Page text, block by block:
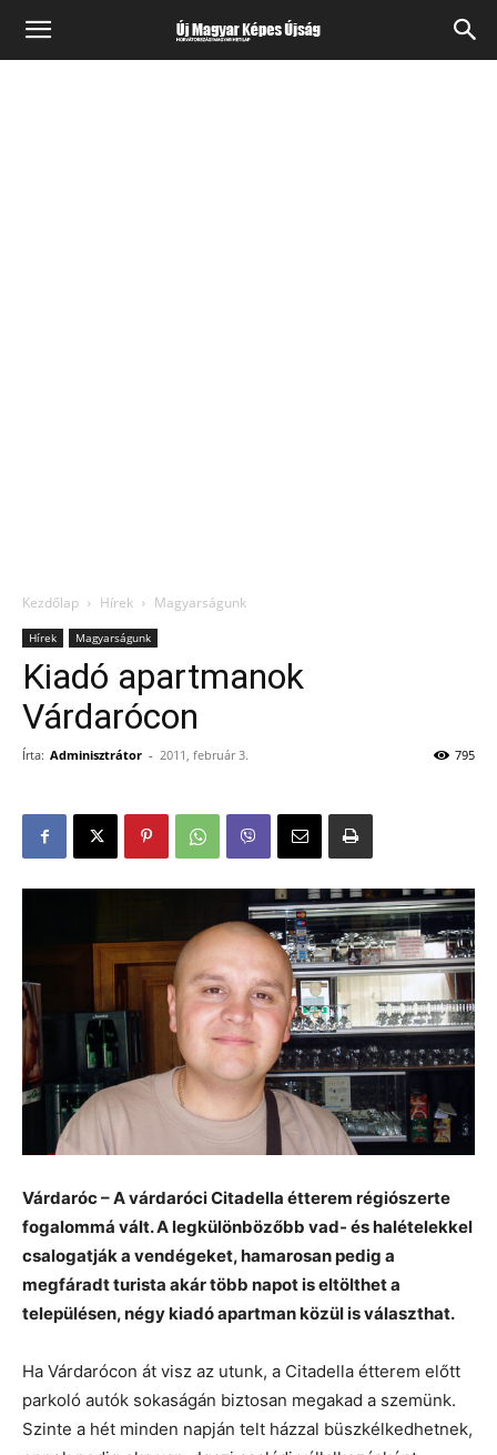
Kezdőlap Hírek Magyarságunk
Hírek Magyarságunk
Kiadó apartmanok
Várdarócon
Írta: Adminisztrátor - 2011, február 3. 795
Várdaróc – A várdaróci Citadella étterem régiószerte
fogalommá vált. A legkülönbözőbb vad- és halételekkel
csalogatják a vendégeket, hamarosan pedig a
megfáradt turista akár több napot is eltölthet a
településen, négy kiadó apartman közül is választhat.
Ha Várdarócon át visz az utunk, a Citadella étterem előtt
parkoló autók sokaságán biztosan megakad a szemünk.
Szinte a hét minden napján telt házzal büszkélkedhetnek,